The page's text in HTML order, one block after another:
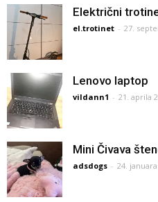
Električni
el.trotinet - 27.
Lenovo laptop
vildann1 - 21. aprila
Mini Čivava
adsdogs - 24. januara